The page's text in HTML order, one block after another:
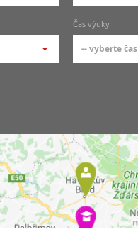
-- vyberte
kurzy s
Online
Letní
Čas výuky
-- vyberte
Večerní
Noční